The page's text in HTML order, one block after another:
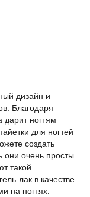
дизайн и
Благодаря
дарит ногтям
для ногтей
создать
очень просты
такой
лак в качестве
на ногтях.